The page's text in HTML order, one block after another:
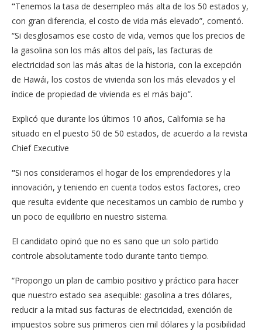
“Tenemos la tasa de desempleo más alta de los 50 estados y,
con gran diferencia, el costo de vida más elevado”, comentó.
“Si desglosamos ese costo de vida, vemos que los precios de
la gasolina son los más altos del país, las facturas de
electricidad son las más altas de la historia, con la excepción
de Hawái, los costos de vivienda son los más elevados y el
índice de propiedad de vivienda es el más bajo”.
Explicó que durante los últimos 10 años, California se ha
situado en el puesto 50 de 50 estados, de acuerdo a la revista
Chief Executive
“Si nos consideramos el hogar de los emprendedores y la
innovación, y teniendo en cuenta todos estos factores, creo
que resulta evidente que necesitamos un cambio de rumbo y
un poco de equilibrio en nuestro sistema.
El candidato opinó que no es sano que un solo partido
controle absolutamente todo durante tanto tiempo.
“Propongo un plan de cambio positivo y práctico para hacer
que nuestro estado sea asequible: gasolina a tres dólares,
reducir a la mitad sus facturas de electricidad, exención de
impuestos sobre sus primeros cien mil dólares y la posibilidad